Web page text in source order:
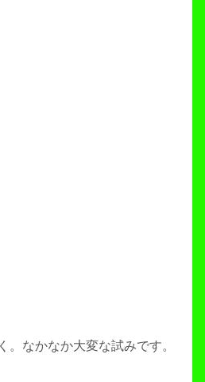
。なかなか大変な試みです。